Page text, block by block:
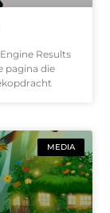
Results
pagina die
MEDIA